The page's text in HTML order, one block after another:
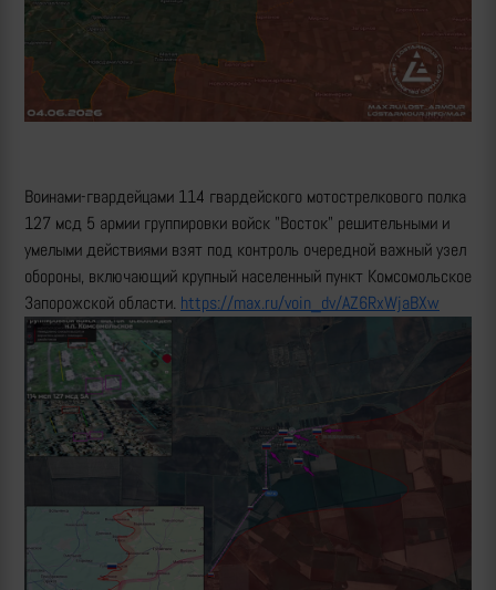
Воинами-гвардейцами 114 гвардейского мотострелкового полка
127 мсд 5 армии группировки войск "Восток" решительными и
умелыми действиями взят под контроль очередной важный узел
обороны, включающий крупный населенный пункт Комсомольское
Запорожской области. https://max.ru/voin_dv/AZ6RxWjaBXw